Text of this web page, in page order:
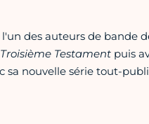
des auteurs de bande
Testament puis
sa nouvelle série tout-